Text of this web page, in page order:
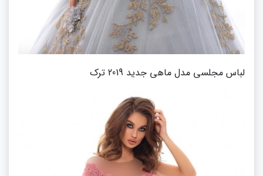
لباس مجلسی مدل ماهی جدید 2019 ترک